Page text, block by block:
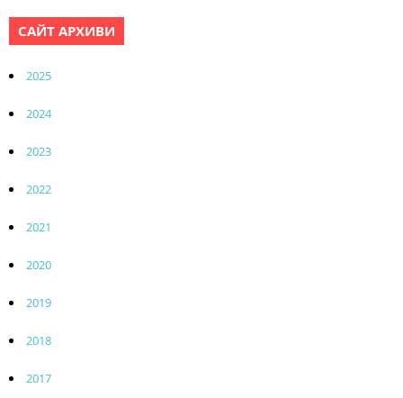
САЙТ АРХИВИ
2025
2024
2023
2022
2021
2020
2019
2018
2017